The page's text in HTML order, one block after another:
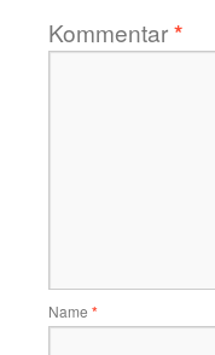
Kommentar*
Name *